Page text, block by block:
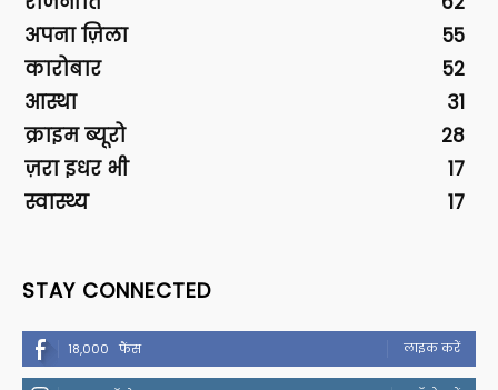
अपना ज़िला
55
कारोबार
52
आस्था
31
क्राइम ब्यूरो
28
ज़रा इधर भी
17
स्वास्थ्य
17
STAY CONNECTED
18,000 फैंस लाइक करें